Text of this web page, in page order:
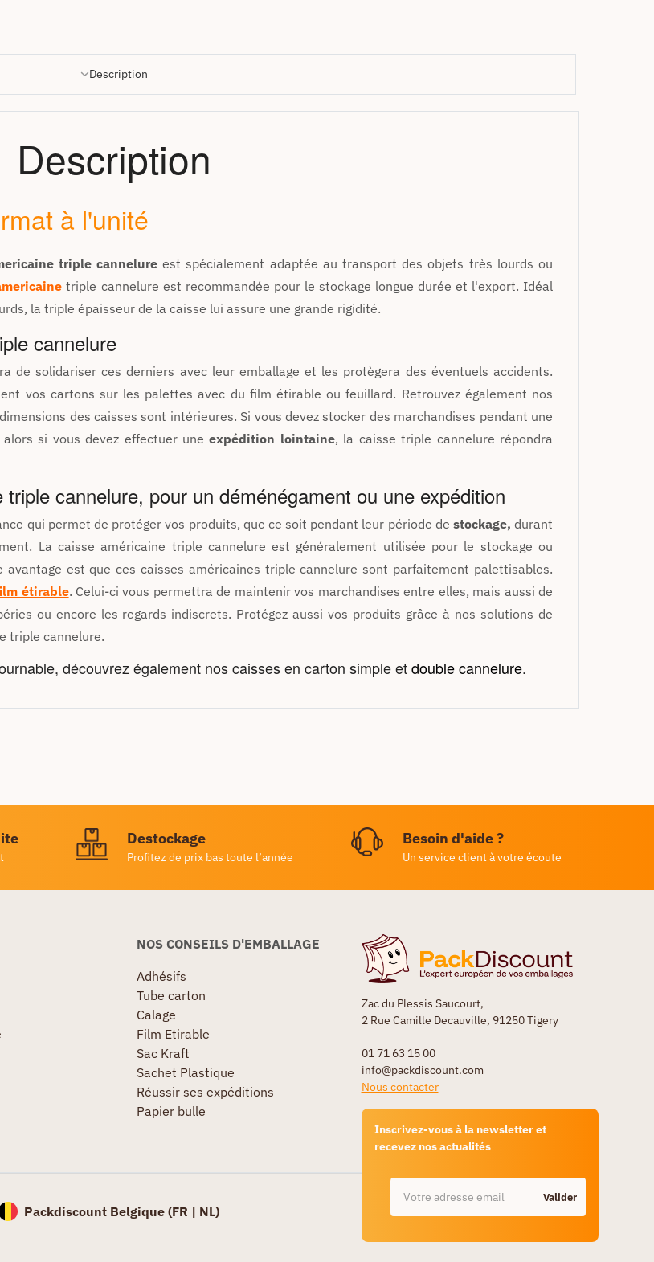
Description
Description
à l'unité
triple cannelure est spécialement adaptée au transport des objets très lourds ou
triple cannelure est recommandée pour le stockage longue durée et l'export. Idéal
la triple épaisseur de la caisse lui assure une grande rigidité.
cannelure
de solidariser ces derniers avec leur emballage et les protègera des éventuels accidents.
vos cartons sur les palettes avec du film étirable ou feuillard. Retrouvez également nos
des caisses sont intérieures. Si vous devez stocker des marchandises pendant une
si vous devez effectuer uneexpédition lointaine, la caisse triple cannelure répondra
cannelure, pour un déménégament ou une expédition
qui permet de protéger vos produits, que ce soit pendant leur période de stockage,durant
La caisse américaine triple cannelure est généralement utilisée pour le stockage ou
est que ces caisses américaines triple cannelure sont parfaitement palettisables.
étirable. Celui-ci vous permettra de maintenir vos marchandises entre elles, mais aussi de
ou encore les regards indiscrets. Protégez aussi vos produits grâce à nos solutions de
triple cannelure.
découvrez également nos caisses en carton simple etdouble cannelure.
Destockage
Profitez de prix bas toute l’année
Besoin d'aide ?
Un service client à votre écoute
Zac du Plessis Saucourt,
2 Rue Camille Decauville, 91250 Tigery
01 71 63 15 00
info@packdiscount.com
Nous contacter
Inscrivez-vous à la newsletter et
recevez nos actualités
Valider
NOS CONSEILS D'EMBALLAGE
Adhésifs
Tube carton
Calage
Film Etirable
Sac Kraft
Sachet Plastique
Réussir ses expéditions
Papier bulle
Packdiscount Belgique (FR | NL)